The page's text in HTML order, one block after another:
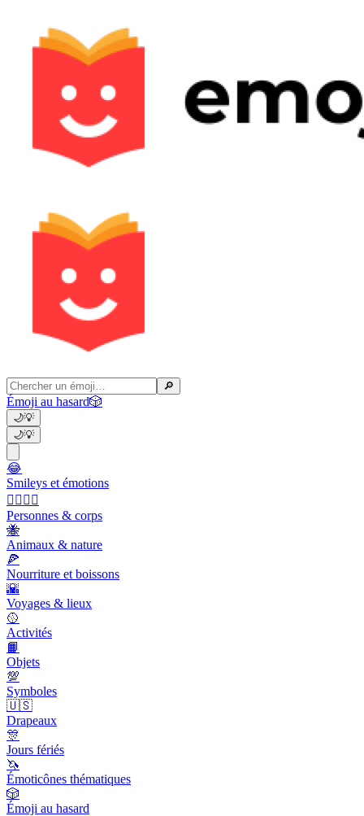
🔎
Émoji au hasard🎲
🌙💡
🌙💡
😂
Smileys et émotions
👩‍❤️‍💋‍👨
Personnes & corps
🐝
Animaux & nature
🍕
Nourriture et boissons
🌇
Voyages & lieux
🥎
Activités
📙
Objets
💯
Symboles
🇺🇸
Drapeaux
🎊
Jours fériés
🦄
Émoticônes thématiques
🎲
Émoji au hasard